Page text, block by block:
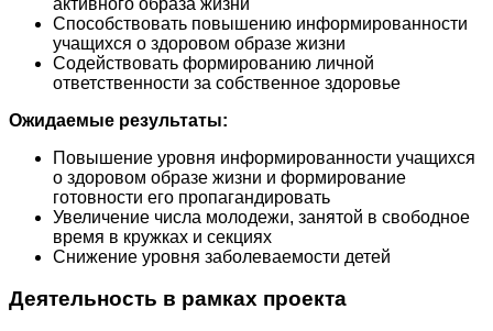
Способствовать повышению информированности
учащихся о здоровом образе жизни
Содействовать формированию личной
ответственности за собственное здоровье
Ожидаемые результаты:
Повышение уровня информированности учащихся
о здоровом образе жизни и формирование
готовности его пропагандировать
Увеличение числа молодежи, занятой в свободное
время в кружках и секциях
Снижение уровня заболеваемости детей
Деятельность в рамках проекта